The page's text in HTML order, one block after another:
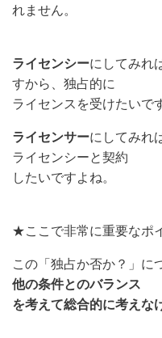
れません。
ライセンシーにしてみれ
すから、独占的に
ライセンスを受けたいで
ライセンサーにしてみれ
ライセンシーと契約
したいですよね。
★ここで非常に重要なポ
この「独占か否か？」に
他の条件とのバランス
を考えて総合的に考えな